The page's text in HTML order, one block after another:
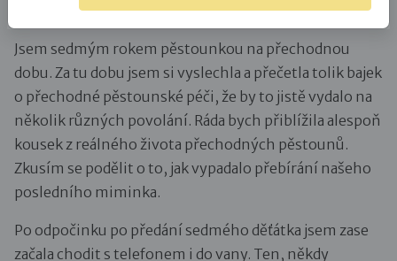
Jsem sedmým rokem pěstounkou na přechodnou
dobu. Za tu dobu jsem si vyslechla a přečetla tolik bajek
o přechodné pěstounské péči, že by to jistě vydalo na
několik různých povolání. Ráda bych přiblížila alespoň
kousek z reálného života přechodných pěstounů.
Zkusím se podělit o to, jak vypadalo přebírání našeho
posledního miminka.
Po odpočinku po předání sedmého děťátka jsem zase
začala chodit s telefonem i do vany. Ten, někdy